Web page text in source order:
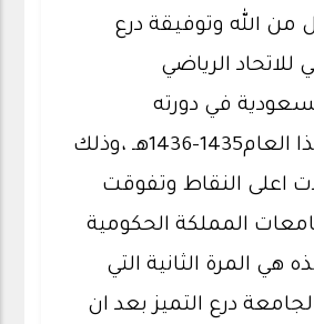
الله وتوفيقة درع
للاتحاد الرياضي
في دورته
الخامسة لهذا العام1435-1436هـ ،وذلك
اعلى النقاط وتفوقت
المملكة الحكومية
هي المرة الثانية التي
درع التميز بعد ان